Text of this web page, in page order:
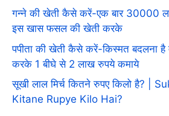
गन्ने की खेती कैसे करें-एक बार 30000
इस खास फसल की खेती करके
पपीता की खेती कैसे करें-किस्मत बदलना
करके 1 बीघे से 2 लाख रुपये कमाये
सूखी लाल मिर्च कितने रुपए किलो है? |
Kitane Rupye Kilo Hai?